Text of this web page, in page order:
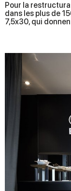
Pour la
dans les plus de
7,5x30, qui